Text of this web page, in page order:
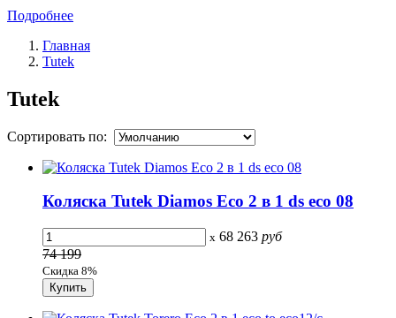
Подробнее
Главная
Tutek
Tutek
Сортировать по:
Коляска Tutek Diamos Eco 2 в 1 ds eco 08
x 68 263 руб
74 199
Скидка 8%